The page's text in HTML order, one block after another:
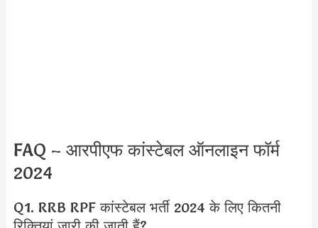
FAQ – आरपीएफ कांस्टेबल ऑनलाइन फॉर्म
2024
Q1. RRB RPF कांस्टेबल भर्ती 2024 के लिए कितनी